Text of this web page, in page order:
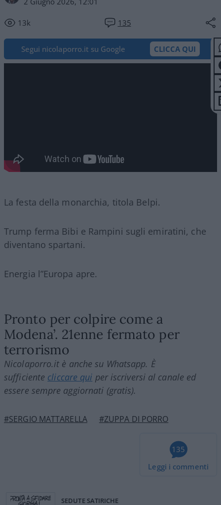
13k 135
Segui nicolaporro.it su Google CLICCA QUI
La festa della monarchia, titola Belpi.
Trump ferma Bibi e Rampini sugli emiratini, che
diventano spartani.
Energia l”Europa apre.
Pronto per colpire come a
Modena’. 21enne fermato per
terrorismo
Nicolaporro.it è anche su Whatsapp. È
sufficiente cliccare qui per iscriversi al canale ed
essere sempre aggiornati (gratis).
#SERGIO MATTARELLA #ZUPPA DI PORRO
135
Leggi i commenti
SEDUTE SATIRICHE